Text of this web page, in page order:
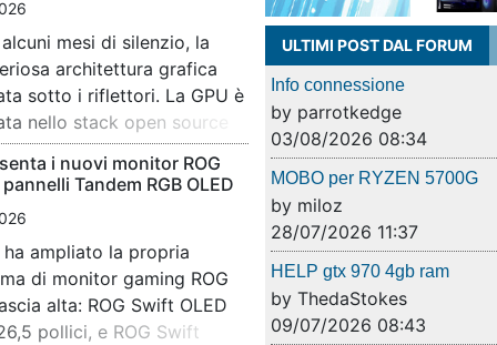
mesi di silenzio, la
architettura grafica
sotto i riflettori. La GPU è
nello stack open source
passo avanti verso il suo
RDNA 4m opera con il
[…]
i nuovi monitor ROG
Tandem RGB OLED
ha ampliato la propria
di monitor gaming ROG
alta: ROG Swift OLED
pollici, e ROG Swift
due
quiet!:
[…]
Il
delle
un
offre
valida
Nel
nostro
del
di
ULTIMI POST DAL FORUM
Info connessione
by parrotkedge
03/08/2026 08:34
MOBO per RYZEN 5700G
by miloz
28/07/2026 11:37
HELP gtx 970 4gb ram
by ThedaStokes
09/07/2026 08:43